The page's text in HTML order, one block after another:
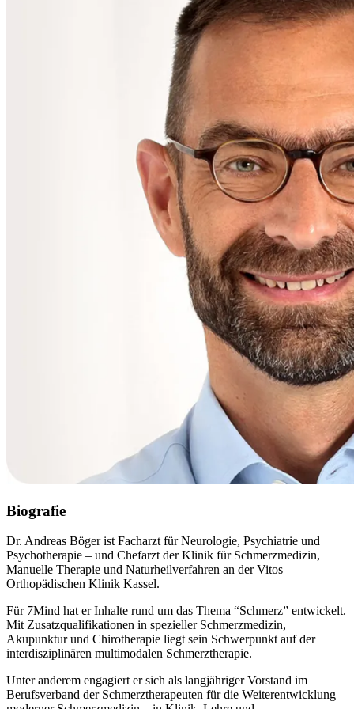
Biografie
Dr. Andreas Böger ist Facharzt für Neurologie, Psychiatrie und
Psychotherapie – und Chefarzt der Klinik für Schmerzmedizin,
Manuelle Therapie und Naturheilverfahren an der Vitos
Orthopädischen Klinik Kassel.
Für 7Mind hat er Inhalte rund um das Thema “Schmerz” entwickelt.
Mit Zusatzqualifikationen in spezieller Schmerzmedizin,
Akupunktur und Chirotherapie liegt sein Schwerpunkt auf der
interdisziplinären multimodalen Schmerztherapie.
Unter anderem engagiert er sich als langjähriger Vorstand im
Berufsverband der Schmerztherapeuten für die Weiterentwicklung